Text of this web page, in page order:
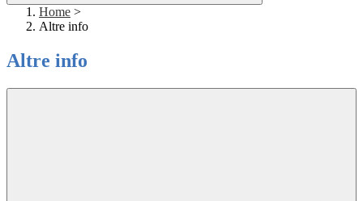
Home >
Altre info
Altre info